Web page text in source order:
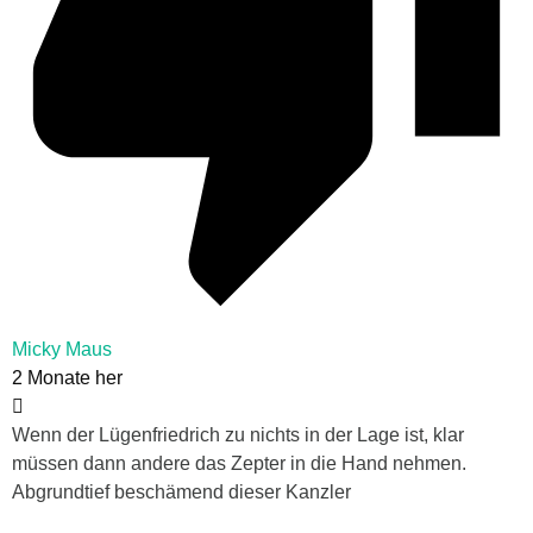
Micky Maus
2 Monate her
Wenn der Lügenfriedrich zu nichts in der Lage ist, klar
müssen dann andere das Zepter in die Hand nehmen.
Abgrundtief beschämend dieser Kanzler